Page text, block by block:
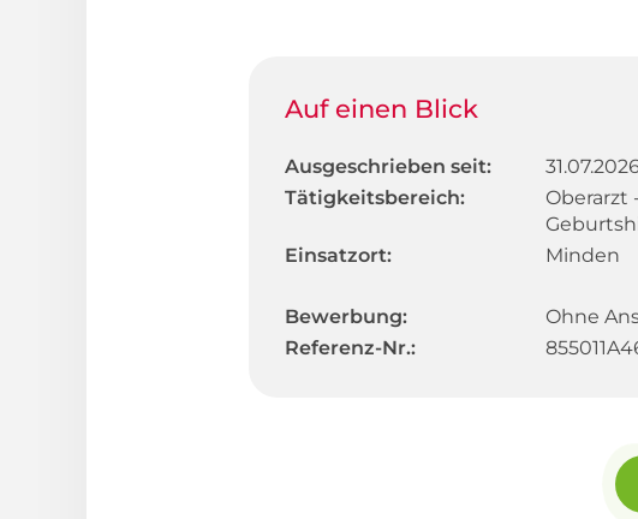
Auf einen Blick
Ausgeschrieben seit:
Tätigkeitsbereich:
Oberarzt
Einsatzort:
Minden
Bewerbung:
Ohne
Referenz-Nr.: